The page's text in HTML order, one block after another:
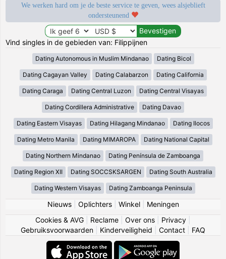
We werken hard om je de beste service te geven, wees alsjeblieft
ondersteunend
Vind singles in de gebieden van: Filippijnen
Dating Autonomous in Muslim Mindanao Dating Bicol
Dating Cagayan Valley Dating Calabarzon Dating California
Dating Caraga Dating Central Luzon Dating Central Visayas
Dating Cordillera Administrative Dating Davao
Dating Eastern Visayas Dating Hilagang Mindanao Dating Ilocos
Dating Metro Manila Dating MIMAROPA Dating National Capital
Dating Northern Mindanao Dating Península de Zamboanga
Dating Region XII Dating SOCCSKSARGEN Dating South Australia
Dating Western Visayas Dating Zamboanga Peninsula
Nieuws| Oplichters| Winkel| Meningen
Cookies & AVG
Reclame Over ons Privacy
Gebruiksvoorwaarden
Kinderveiligheid Contact FAQ